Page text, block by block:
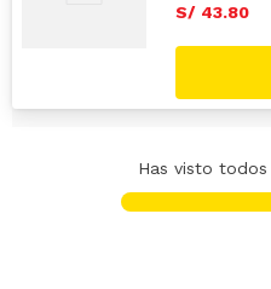
S/ 43.80
Has visto todos